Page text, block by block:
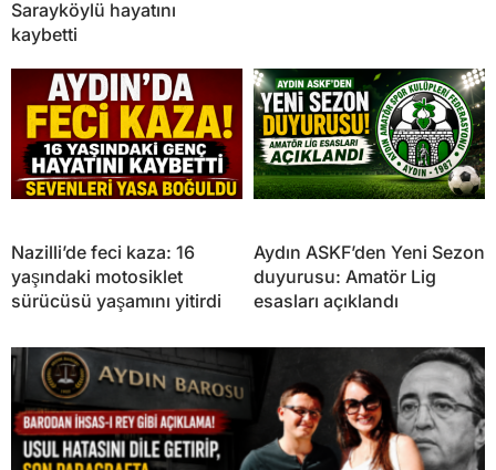
Sarayköylü hayatını
kaybetti
Nazilli’de feci kaza: 16
yaşındaki motosiklet
sürücüsü yaşamını yitirdi
Aydın ASKF’den Yeni Sezon
duyurusu: Amatör Lig
esasları açıklandı